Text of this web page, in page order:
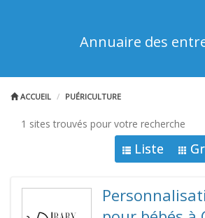
Annuaire des
ACCUEIL PUÉRICULTURE
1 sites trouvés pour votre recherche
Liste